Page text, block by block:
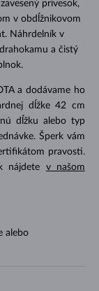
prívesok,
v obdĺžnikovom
Náhrdelník v
a čistý
a dodávame ho
dĺžke 42 cm
dĺžku alebo typ
Šperk vám
pravosti.
nájdete v našom
alebo